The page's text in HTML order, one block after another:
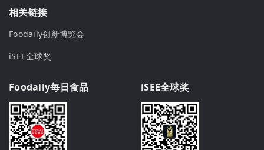
相关链接
Foodaily创新博览会
iSEE全球奖
Foodaily每日食品 iSEE全球奖